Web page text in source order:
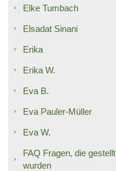
Elke Tumbach
Elsadat Sinani
Erika
Erika W.
Eva B.
Eva Pauler-Müller
Eva W.
FAQ Fragen, die gestellt
wurden